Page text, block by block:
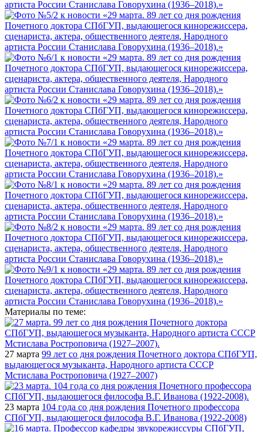
Материалы по теме:
27 марта 99 лет со дня рождения Почетного доктора СПбГУП,
выдающегося музыканта, Народного артиста СССР
Мстислава Ростроповича (1927–2007)
23 марта 104 года со дня рождения Почетного профессора
СПбГУП, выдающегося философа В.Г. Иванова (1922-2008)